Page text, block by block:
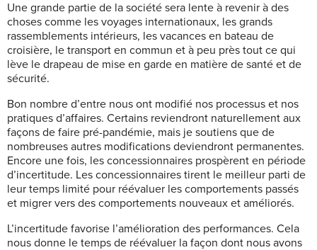
Une grande partie de la société sera lente à revenir à des
choses comme les voyages internationaux, les grands
rassemblements intérieurs, les vacances en bateau de
croisière, le transport en commun et à peu près tout ce qui
lève le drapeau de mise en garde en matière de santé et de
sécurité.
Bon nombre d’entre nous ont modifié nos processus et nos
pratiques d’affaires. Certains reviendront naturellement aux
façons de faire pré-pandémie, mais je soutiens que de
nombreuses autres modifications deviendront permanentes.
Encore une fois, les concessionnaires prospèrent en période
d’incertitude. Les concessionnaires tirent le meilleur parti de
leur temps limité pour réévaluer les comportements passés
et migrer vers des comportements nouveaux et améliorés.
L’incertitude favorise l’amélioration des performances. Cela
nous donne le temps de réévaluer la façon dont nous avons